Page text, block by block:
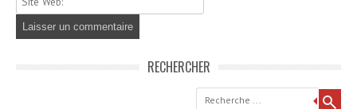
RECHERCHER
Recherche